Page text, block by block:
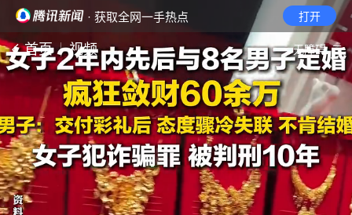
· 获取全网一手热点 打开
首页 视频 无障碍